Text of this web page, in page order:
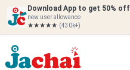
Download App to get 50% off
new user allowance
★★★★★ (430k+)